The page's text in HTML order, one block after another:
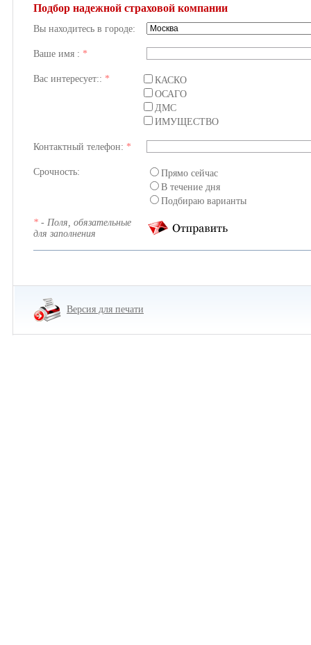
Подбор надежной страховой компании
Вы находитесь в городе:
Ваше имя : *
Вас интересует:: *
КАСКО
ОСАГО
ДМС
ИМУЩЕСТВО
Контактный телефон: *
Срочность:
Прямо сейчас
В течение дня
Подбираю варианты
* - Поля, обязательные
для заполнения
Версия для печати